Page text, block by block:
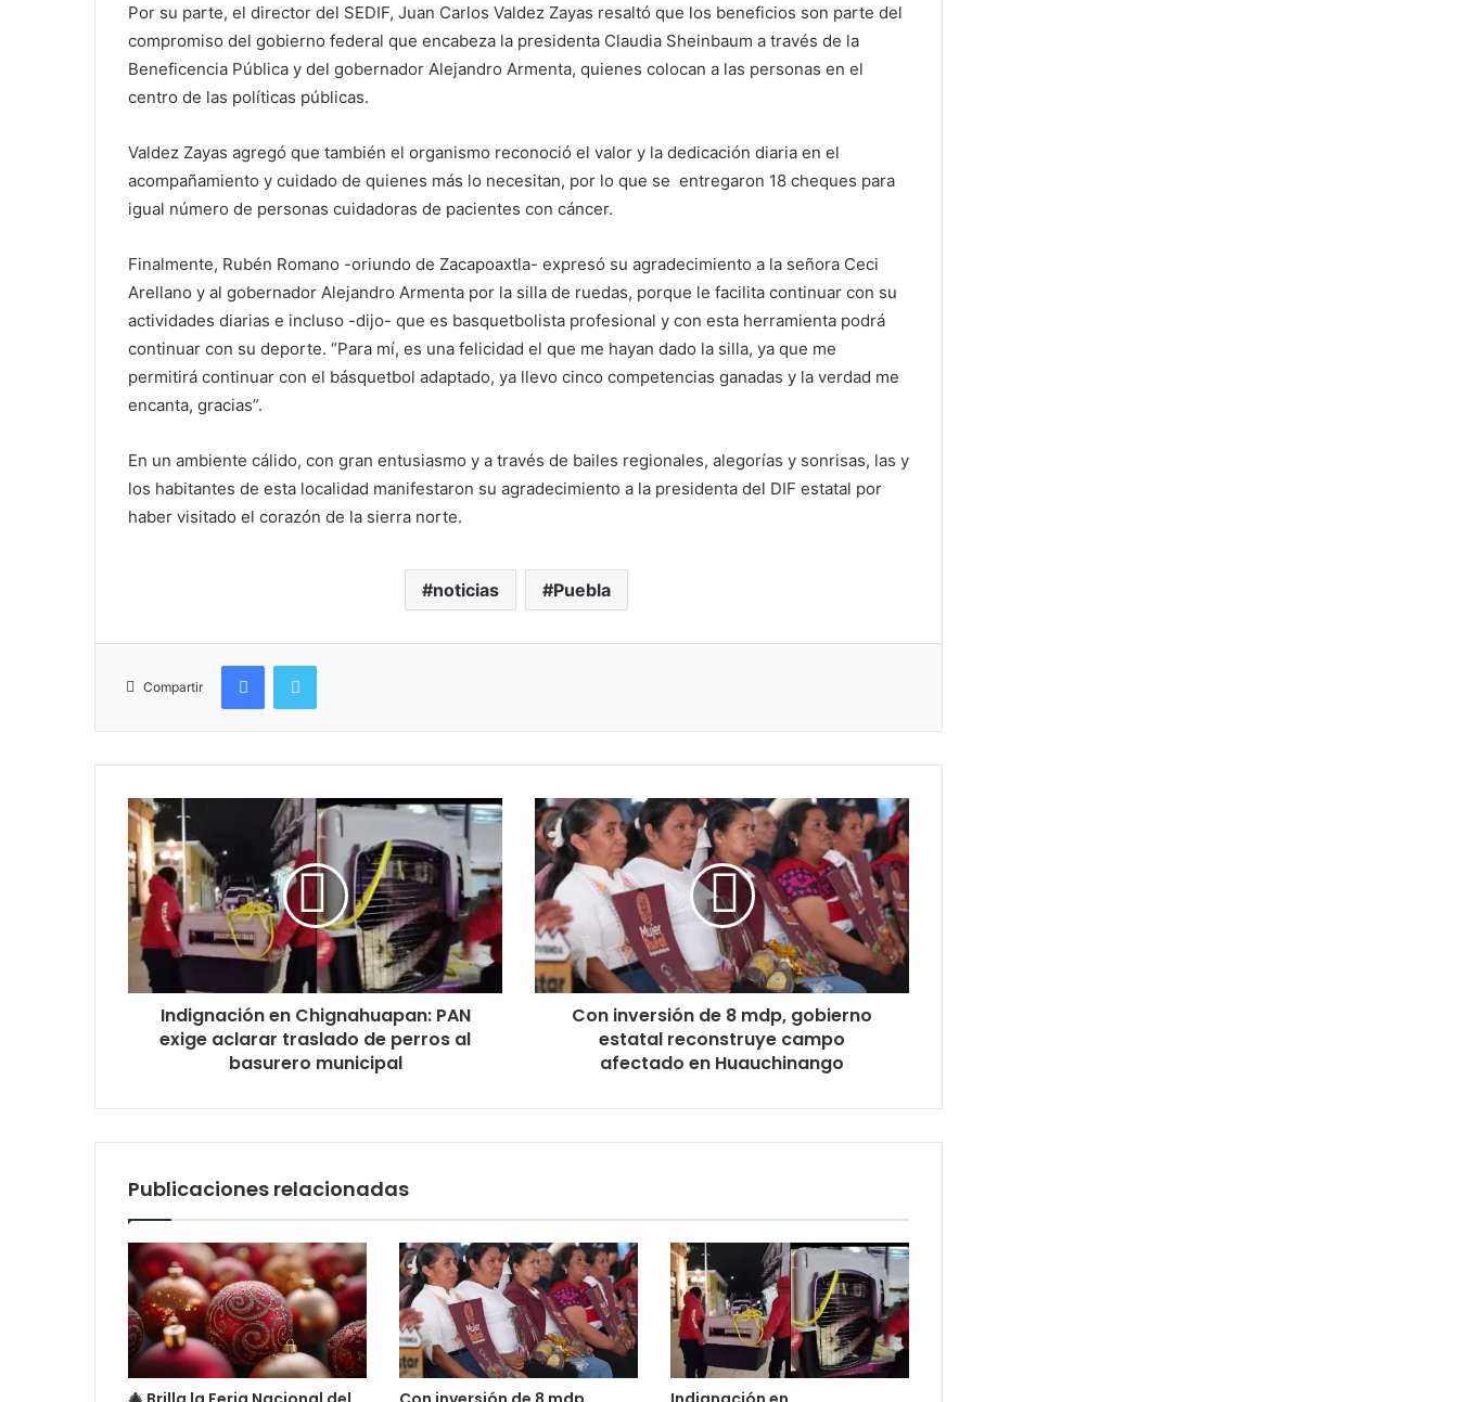
Por su parte, el director del SEDIF, Juan Carlos Valdez Zayas resaltó que los beneficios son parte del
compromiso del gobierno federal que encabeza la presidenta Claudia Sheinbaum a través de la
Beneficencia Pública y del gobernador Alejandro Armenta, quienes colocan a las personas en el
centro de las políticas públicas.
Valdez Zayas agregó que también el organismo reconoció el valor y la dedicación diaria en el
acompañamiento y cuidado de quienes más lo necesitan, por lo que se entregaron 18 cheques para
igual número de personas cuidadoras de pacientes con cáncer.
Finalmente, Rubén Romano -oriundo de Zacapoaxtla- expresó su agradecimiento a la señora Ceci
Arellano y al gobernador Alejandro Armenta por la silla de ruedas, porque le facilita continuar con su
actividades diarias e incluso -dijo- que es basquetbolista profesional y con esta herramienta podrá
continuar con su deporte. “Para mí, es una felicidad el que me hayan dado la silla, ya que me
permitirá continuar con el básquetbol adaptado, ya llevo cinco competencias ganadas y la verdad me
encanta, gracias”.
En un ambiente cálido, con gran entusiasmo y a través de bailes regionales, alegorías y sonrisas, las y
los habitantes de esta localidad manifestaron su agradecimiento a la presidenta del DIF estatal por
haber visitado el corazón de la sierra norte.
noticias Puebla
Compartir
FacebookTwitter
Indignación en Chignahuapan: PAN
exige aclarar traslado de perros al
basurero municipal
Con inversión de 8 mdp, gobierno
estatal reconstruye campo
afectado en Huauchinango
Publicaciones relacionadas